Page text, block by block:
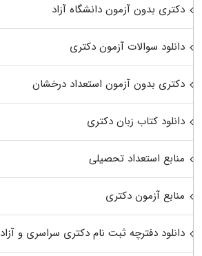
دکتری بدون آزمون دانشگاه آزاد
دانلود سوالات آزمون دکتری
دکتری بدون آزمون استعداد درخشان
دانلود کتاب زبان دکتری
منابع استعداد تحصیلی
منابع آزمون دکتری
دانلود دفترچه ثبت نام دکتری سراسری و آزاد